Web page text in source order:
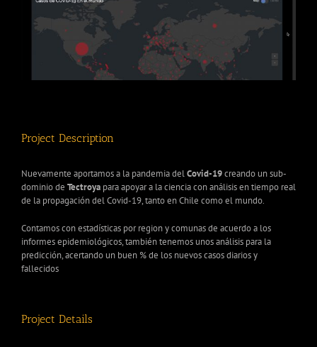
Project Description
Nuevamente aportamos a la pandemia delCovid-19creando un sub-
dominio de Tectroya para apoyar a la ciencia con análisis en tiempo real
de la propagación del Covid-19, tanto en Chile como el mundo.
Contamos con estadísticas por region y comunas de acuerdo a los
informes epidemiológicos, también tenemos unos análisis para la
predicción, acertando un buen % de los nuevos casos diarios y
fallecidos
Project Details